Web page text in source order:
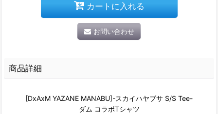
カートに入れる
お問い合わせ
商品詳細
[DxAxM YAZANE MANABU]-スカイハヤブサ S/S Tee-
ダム コラボTシャツ